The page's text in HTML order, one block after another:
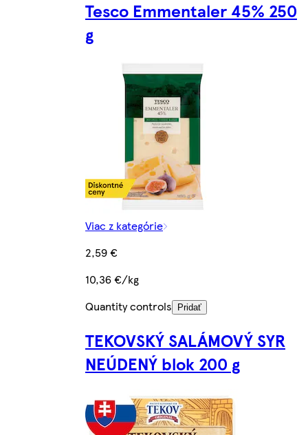
Tesco Emmentaler 45% 250
g
Viac z kategórie
2,59 €
10,36 €/kg
Quantity controls
Pridať
TEKOVSKÝ SALÁMOVÝ SYR
NEÚDENÝ blok 200 g